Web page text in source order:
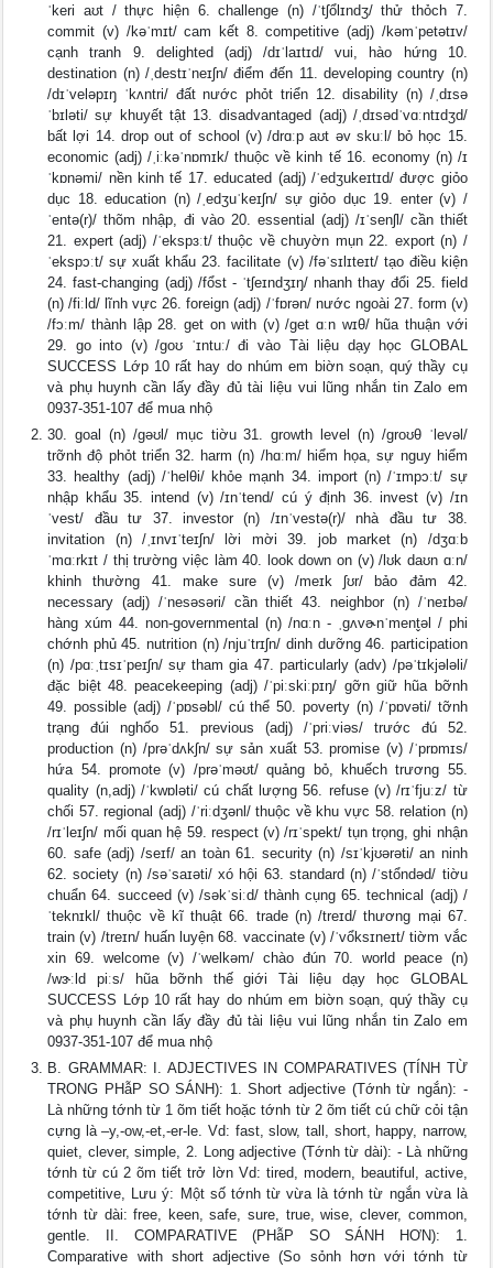
ˈkeri aʊt / thực hiện 6. challenge (n) /ˈtʃổlɪndʒ/ thử thỏch 7.
commit (v) /kəˈmɪt/ cam kết 8. competitive (adj) /kəmˈpetətɪv/
cạnh tranh 9. delighted (adj) /dɪˈlaɪtɪd/ vui, hào hứng 10.
destination (n) /ˌdestɪˈneɪʃn/ điểm đến 11. developing country (n)
/dɪˈveləpɪŋ ˈkʌntri/ đất nước phỏt triển 12. disability (n) /ˌdɪsə
ˈbɪləti/ sự khuyết tật 13. disadvantaged (adj) /ˌdɪsədˈvɑːntɪdʒd/
bất lợi 14. drop out of school (v) /drɑːp aʊt əv skuːl/ bỏ học 15.
economic (adj) /ˌiːkəˈnɒmɪk/ thuộc về kinh tế 16. economy (n) /ɪ
ˈkɒnəmi/ nền kinh tế 17. educated (adj) /ˈedʒukeɪtɪd/ được giỏo
dục 18. education (n) /ˌedʒuˈkeɪʃn/ sự giỏo dục 19. enter (v) /
ˈentə(r)/ thõm nhập, đi vào 20. essential (adj) /ɪˈsenʃl/ cần thiết
21. expert (adj) /ˈekspɜːt/ thuộc về chuyờn mụn 22. export (n) /
ˈekspɔːt/ sự xuất khẩu 23. facilitate (v) /fəˈsɪlɪteɪt/ tạo điều kiện
24. fast-changing (adj) /fổst - ˈtʃeɪndʒɪŋ/ nhanh thay đổi 25. field
(n) /fiːld/ lĩnh vực 26. foreign (adj) /ˈfɒrən/ nước ngoài 27. form (v)
/fɔːm/ thành lập 28. get on with (v) /ɡet ɑːn wɪθ/ hũa thuận với
29. go into (v) /ɡoʊ ˈɪntuː/ đi vào Tài liệu dạy học GLOBAL
SUCCESS Lớp 10 rất hay do nhúm em biờn soạn, quý thầy cụ
và phụ huynh cần lấy đầy đủ tài liệu vui lũng nhắn tin Zalo em
0937-351-107 để mua nhộ
30. goal (n) /ɡəʊl/ mục tiờu 31. growth level (n) /ɡroʊθ ˈlevəl/
trỡnh độ phỏt triển 32. harm (n) /hɑːm/ hiểm họa, sự nguy hiểm
33. healthy (adj) /ˈhelθi/ khỏe mạnh 34. import (n) /ˈɪmpɔːt/ sự
nhập khẩu 35. intend (v) /ɪnˈtend/ cú ý định 36. invest (v) /ɪn
ˈvest/ đầu tư 37. investor (n) /ɪnˈvestə(r)/ nhà đầu tư 38.
invitation (n) /ˌɪnvɪˈteɪʃn/ lời mời 39. job market (n) /dʒɑːb
ˈmɑːrkɪt / thị trường việc làm 40. look down on (v) /lʊk daʊn ɑːn/
khinh thường 41. make sure (v) /meɪk ʃʊr/ bảo đảm 42.
necessary (adj) /ˈnesəsəri/ cần thiết 43. neighbor (n) /ˈneɪbə/
hàng xúm 44. non-governmental (n) /nɑːn - ˌɡʌvɚnˈment̬əl / phi
chớnh phủ 45. nutrition (n) /njuˈtrɪʃn/ dinh dưỡng 46. participation
(n) /pɑːˌtɪsɪˈpeɪʃn/ sự tham gia 47. particularly (adv) /pəˈtɪkjələli/
đặc biệt 48. peacekeeping (adj) /ˈpiːskiːpɪŋ/ gỡn giữ hũa bỡnh
49. possible (adj) /ˈpɒsəbl/ cú thể 50. poverty (n) /ˈpɒvəti/ tỡnh
trạng đúi nghốo 51. previous (adj) /ˈpriːviəs/ trước đú 52.
production (n) /prəˈdʌkʃn/ sự sản xuất 53. promise (v) /ˈprɒmɪs/
hứa 54. promote (v) /prəˈməʊt/ quảng bỏ, khuếch trương 55.
quality (n,adj) /ˈkwɒləti/ cú chất lượng 56. refuse (v) /rɪˈfjuːz/ từ
chối 57. regional (adj) /ˈriːdʒənl/ thuộc về khu vực 58. relation (n)
/rɪˈleɪʃn/ mối quan hệ 59. respect (v) /rɪˈspekt/ tụn trọng, ghi nhận
60. safe (adj) /seɪf/ an toàn 61. security (n) /sɪˈkjʊərəti/ an ninh
62. society (n) /səˈsaɪəti/ xó hội 63. standard (n) /ˈstổndəd/ tiờu
chuẩn 64. succeed (v) /səkˈsiːd/ thành cụng 65. technical (adj) /
ˈteknɪkl/ thuộc về kĩ thuật 66. trade (n) /treɪd/ thương mại 67.
train (v) /treɪn/ huấn luyện 68. vaccinate (v) /ˈvổksɪneɪt/ tiờm vắc
xin 69. welcome (v) /ˈwelkəm/ chào đún 70. world peace (n)
/wɝːld piːs/ hũa bỡnh thế giới Tài liệu dạy học GLOBAL
SUCCESS Lớp 10 rất hay do nhúm em biờn soạn, quý thầy cụ
và phụ huynh cần lấy đầy đủ tài liệu vui lũng nhắn tin Zalo em
0937-351-107 để mua nhộ
B. GRAMMAR: I. ADJECTIVES IN COMPARATIVES (TÍNH TỪ
TRONG PHẫP SO SÁNH): 1. Short adjective (Tớnh từ ngắn): -
Là những tớnh từ 1 õm tiết hoặc tớnh từ 2 õm tiết cú chữ cỏi tận
cựng là –y,-ow,-et,-er-le. Vd: fast, slow, tall, short, happy, narrow,
quiet, clever, simple, 2. Long adjective (Tớnh từ dài): - Là những
tớnh từ cú 2 õm tiết trở lờn Vd: tired, modern, beautiful, active,
competitive, Lưu ý: Một số tớnh từ vừa là tớnh từ ngắn vừa là
tớnh từ dài: free, keen, safe, sure, true, wise, clever, common,
gentle. II. COMPARATIVE (PHẫP SO SÁNH HƠN): 1.
Comparative with short adjective (So sỏnh hơn với tớnh từ